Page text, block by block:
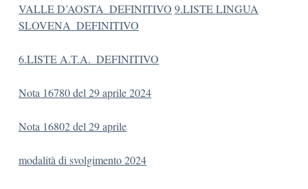
VALLE D’AOSTA_DEFINITIVO 9.LISTE LINGUA
SLOVENA_DEFINITIVO
6.LISTE A.T.A._DEFINITIVO
Nota 16780 del 29 aprile 2024
Nota 16802 del 29 aprile
modalità di svolgimento2024